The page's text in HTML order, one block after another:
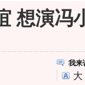
想演冯
我来
大